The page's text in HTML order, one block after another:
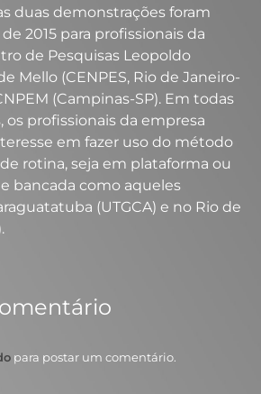
duas demonstrações foram
2015 para profissionais da
de Pesquisas Leopoldo
Mello (CENPES, Rio de Janeiro-
(Campinas-SP). Em todas
os profissionais da empresa
em fazer uso do método
rotina, seja em plataforma ou
bancada como aqueles
(UTGCA) e no Rio de
para postar um comentário.